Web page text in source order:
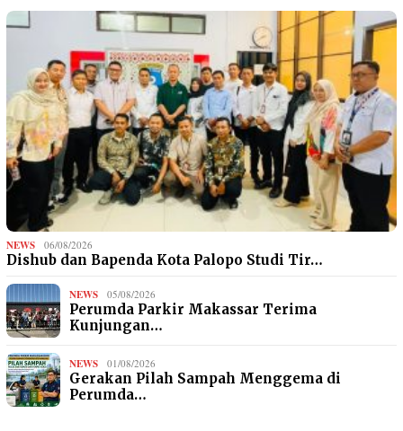
NEWS 06/08/2026
Dishub dan Bapenda Kota Palopo Studi Tir…
NEWS 05/08/2026
Perumda Parkir Makassar Terima
Kunjungan…
NEWS 01/08/2026
Gerakan Pilah Sampah Menggema di
Perumda…